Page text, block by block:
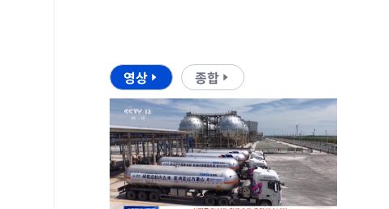
영상 종합